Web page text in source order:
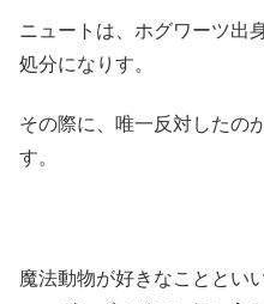
ニュートは、ホグワーツ出
処分になりす。
その際に、唯一反対したの
す。
魔法動物が好きなこととい